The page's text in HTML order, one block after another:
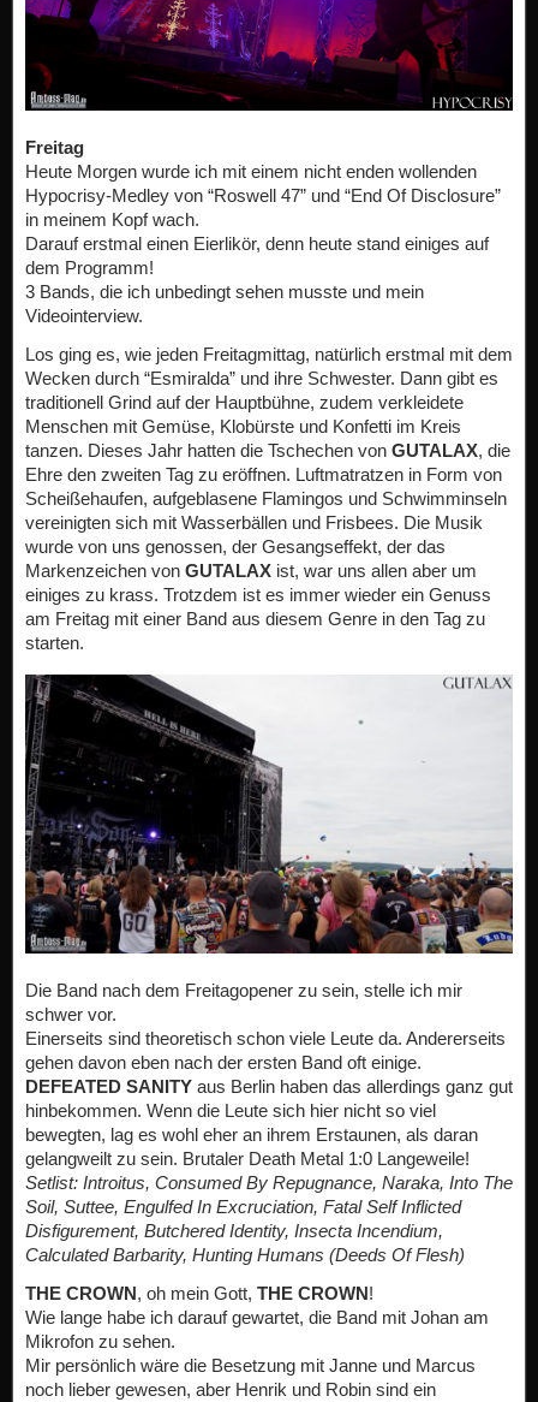
Freitag
Heute Morgen wurde ich mit einem nicht enden wollenden
Hypocrisy-Medley von “Roswell 47” und “End Of Disclosure”
in meinem Kopf wach.
Darauf erstmal einen Eierlikör, denn heute stand einiges auf
dem Programm!
3 Bands, die ich unbedingt sehen musste und mein
Videointerview.
Los ging es, wie jeden Freitagmittag, natürlich erstmal mit dem
Wecken durch “Esmiralda” und ihre Schwester. Dann gibt es
traditionell Grind auf der Hauptbühne, zudem verkleidete
Menschen mit Gemüse, Klobürste und Konfetti im Kreis
tanzen. Dieses Jahr hatten die Tschechen von GUTALAX, die
Ehre den zweiten Tag zu eröffnen. Luftmatratzen in Form von
Scheißehaufen, aufgeblasene Flamingos und Schwimminseln
vereinigten sich mit Wasserbällen und Frisbees. Die Musik
wurde von uns genossen, der Gesangseffekt, der das
Markenzeichen von GUTALAX ist, war uns allen aber um
einiges zu krass. Trotzdem ist es immer wieder ein Genuss
am Freitag mit einer Band aus diesem Genre in den Tag zu
starten.
Die Band nach dem Freitagopener zu sein, stelle ich mir
schwer vor.
Einerseits sind theoretisch schon viele Leute da. Andererseits
gehen davon eben nach der ersten Band oft einige.
DEFEATED SANITY aus Berlin haben das allerdings ganz gut
hinbekommen. Wenn die Leute sich hier nicht so viel
bewegten, lag es wohl eher an ihrem Erstaunen, als daran
gelangweilt zu sein. Brutaler Death Metal 1:0 Langeweile!
Setlist: Introitus, Consumed By Repugnance, Naraka, Into The
Soil, Suttee, Engulfed In Excruciation, Fatal Self Inflicted
Disfigurement, Butchered Identity, Insecta Incendium,
Calculated Barbarity, Hunting Humans (Deeds Of Flesh)
THE CROWN, oh mein Gott, THE CROWN!
Wie lange habe ich darauf gewartet, die Band mit Johan am
Mikrofon zu sehen.
Mir persönlich wäre die Besetzung mit Janne und Marcus
noch lieber gewesen, aber Henrik und Robin sind ein